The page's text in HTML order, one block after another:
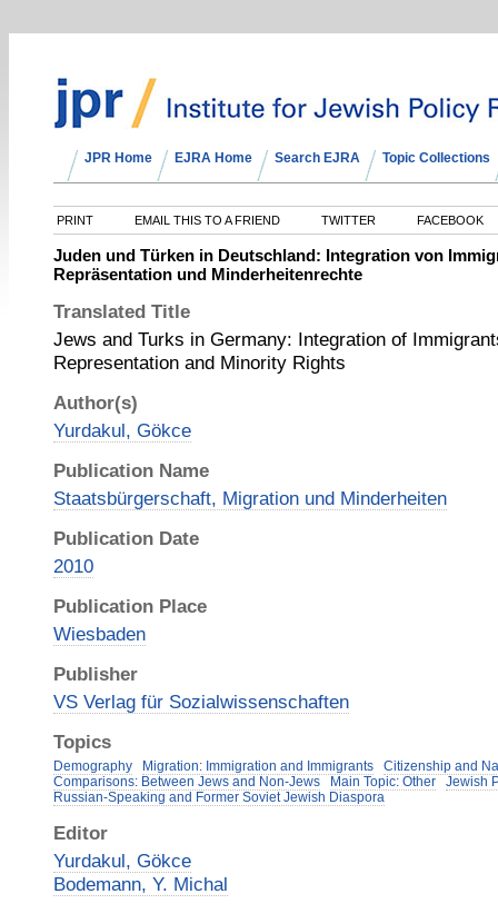
JPR Home EJRA Home Search EJRA Topic Collections
PRINT EMAIL THIS TO A FRIEND TWITTER FACEBOOK
Juden und Türken in Deutschland: Integration von
Repräsentation und Minderheitenrechte
Translated Title
Jews and Turks in Germany: Integration of
Representation and Minority Rights
Author(s)
Yurdakul, Gökce
Publication Name
Staatsbürgerschaft, Migration und Minderheiten
Publication Date
2010
Publication Place
Wiesbaden
Publisher
VS Verlag für Sozialwissenschaften
Topics
Demography Migration: Immigration and Immigrants
Citizenship and
Comparisons: Between Jews and Non-Jews
Main Topic: Other
Jewish
Russian-Speaking and Former Soviet Jewish Diaspora
Editor
Yurdakul, Gökce
Bodemann, Y. Michal